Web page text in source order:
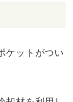
ケットがつい